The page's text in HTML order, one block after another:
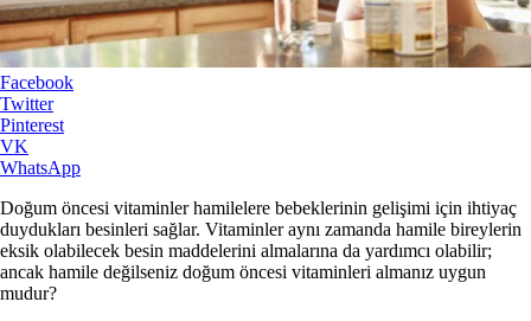
Facebook
Twitter
Pinterest
VK
WhatsApp
Doğum öncesi vitaminler hamilelere bebeklerinin gelişimi için ihtiyaç
duydukları besinleri sağlar. Vitaminler aynı zamanda hamile bireylerin
eksik olabilecek besin maddelerini almalarına da yardımcı olabilir;
ancak hamile değilseniz doğum öncesi vitaminleri almanız uygun
mudur?